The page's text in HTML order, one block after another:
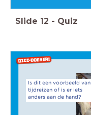
Slide 12 - Quiz
Is dit een voorbeeld van
tijdreizen of is er iets
anders aan de hand?